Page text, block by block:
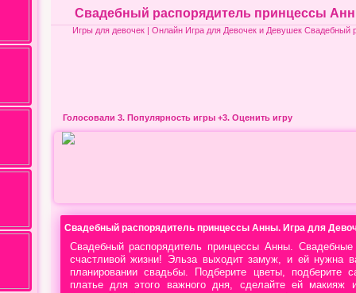
Свадебный распорядитель принцессы
Игры для девочек| Онлайн Игра для Девочек и Девушек Свадебный
Голосовали 3. Популярность игры +3. Оценить игру
Свадебный распорядитель принцессы Анны. Игра для
Свадебный распорядитель принцессы Анны. Свадебные
счастливой жизни! Эльза выходит замуж, и ей нужна
планировании свадьбы. Подберите цветы, подберите
платье для этого важного дня, сделайте ей макияж